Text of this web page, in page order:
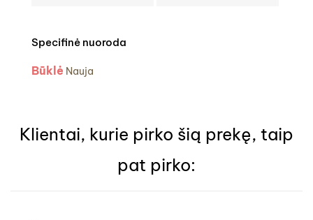
Specifinė nuoroda
Būklė Nauja
Klientai, kurie pirko šią prekę, taip
pat pirko: